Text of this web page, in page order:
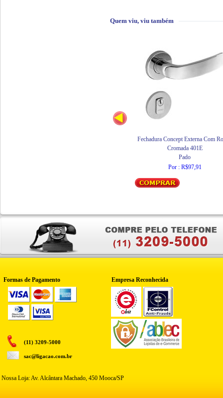
Quem viu, viu também
Fechadura Concept Externa Com
Cromada 401E
Pado
Por : R$97,91
Formas de Pagamento Empresa Reconhecida
(11) 3209-5000
sac@ligacao.com.br
Nossa Loja: Av. Alcântara Machado, 450 Mooca/SP